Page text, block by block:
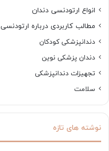
انواع ارتودنسی دندان
مطالب کاربردی درباره ارتودنسی
دندانپزشکی کودکان
دندان پزشکی نوین
تجهیزات دندانپزشکی
سلامت
نوشته های تازه